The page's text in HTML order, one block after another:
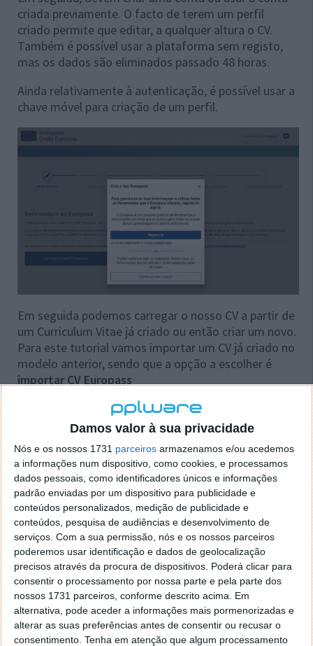
Damos valor à sua privacidade
Nós e os nossos 1731 parceiros armazenamos e/ou acedemos
a informações num dispositivo, como cookies, e processamos
dados pessoais, como identificadores únicos e informações
padrão enviadas por um dispositivo para publicidade e
conteúdos personalizados, medição de publicidade e
conteúdos, pesquisa de audiências e desenvolvimento de
serviços. Com a sua permissão, nós e os nossos parceiros
poderemos usar identificação e dados de geolocalização
precisos através da procura de dispositivos. Poderá clicar para
consentir o processamento por nossa parte e pela parte dos
nossos 1731 parceiros, conforme descrito acima. Em
alternativa, pode aceder a informações mais pormenorizadas e
alterar as suas preferências antes de consentir ou recusar o
consentimento. Tenha em atenção que algum processamento
criada previamente. O facto de terem um perfil
criado permite que editar, a qualquer altura o CV.
Também é possível usar a plataforma sem registo,
mas os dados são eliminados passado 48 horas.
Ainda relativamente à autenticação, é possível usar a
chave móvel para criação de um perfil.
Em seguida podemos carregar o nosso CV a partir de
um Curriculum Vitae já criado ou então criar um novo.
Para este tutorial vamos importar um CV já criado no
modelo anterior, sendo que a opção a escolher é
importar CV Europass
As possibilidades de importação são várias.
Podemos importar o documento do nosso
dispositivo, Google Drive, Dropbox ou OneDrive.